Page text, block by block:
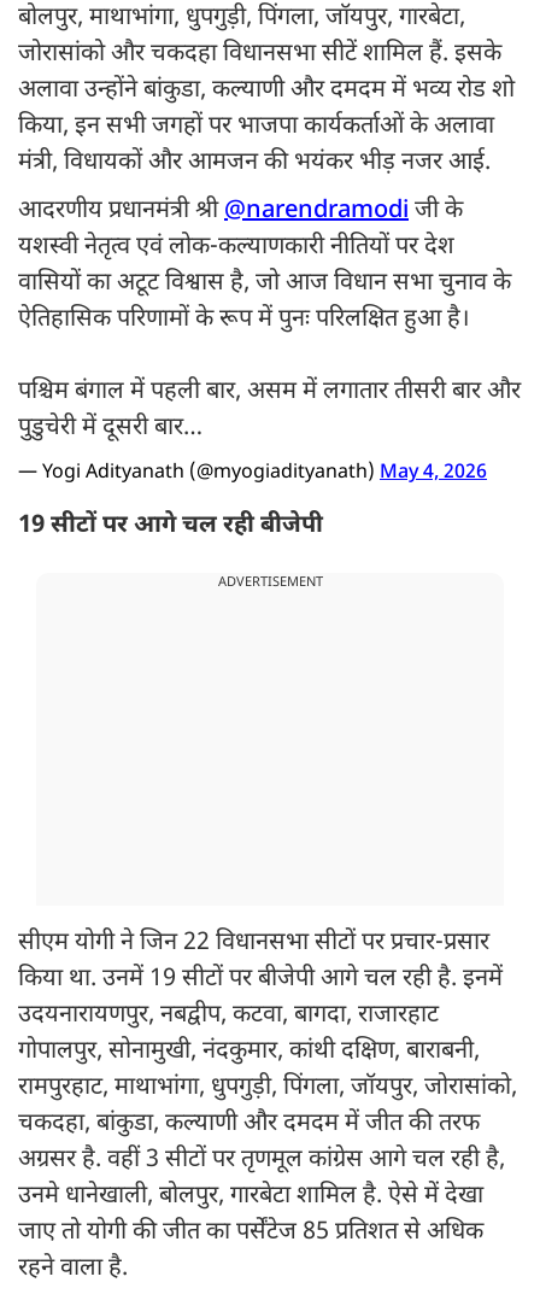
बोलपुर, माथाभांगा, धुपगुड़ी, पिंगला, जॉयपुर, गारबेटा,
जोरासांको और चकदहा विधानसभा सीटें शामिल हैं. इसके
अलावा उन्होंने बांकुडा, कल्याणी और दमदम में भव्य रोड शो
किया, इन सभी जगहों पर भाजपा कार्यकर्ताओं के अलावा
मंत्री, विधायकों और आमजन की भयंकर भीड़ नजर आई.
आदरणीय प्रधानमंत्री श्री@narendramodiजी के
यशस्वी नेतृत्व एवं लोक-कल्याणकारी नीतियों पर देश
वासियों का अटूट विश्वास है, जो आज विधान सभा चुनाव के
ऐतिहासिक परिणामों के रूप में पुनः परिलक्षित हुआ है।
पश्चिम बंगाल में पहली बार, असम में लगातार तीसरी बार और
पुडुचेरी में दूसरी बार…
— Yogi Adityanath (@myogiadityanath) May 4, 2026
19 सीटों पर आगे चल रही बीजेपी
ADVERTISEMENT
सीएम योगी ने जिन 22 विधानसभा सीटों पर प्रचार-प्रसार
किया था. उनमें 19 सीटों पर बीजेपी आगे चल रही है. इनमें
उदयनारायणपुर, नबद्वीप, कटवा, बागदा, राजारहाट
गोपालपुर, सोनामुखी, नंदकुमार, कांथी दक्षिण, बाराबनी,
रामपुरहाट, माथाभांगा, धुपगुड़ी, पिंगला, जॉयपुर, जोरासांको,
चकदहा, बांकुडा, कल्याणी और दमदम में जीत की तरफ
अग्रसर है. वहीं 3 सीटों पर तृणमूल कांग्रेस आगे चल रही है,
उनमे धानेखाली, बोलपुर, गारबेटा शामिल है. ऐसे में देखा
जाए तो योगी की जीत का पर्सेंटेज 85 प्रतिशत से अधिक
रहने वाला है.